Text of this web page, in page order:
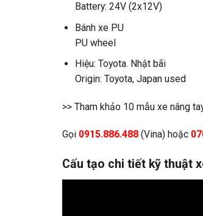
Battery: 24V (2x12V)
Bánh xe PU
PU wheel
Hiệu: Toyota. Nhật bãi
Origin: Toyota, Japan used
>> Tham khảo 10 mẫu xe nâng
Gọi 0915.886.488 (Vina) hoặc
Cấu tạo chi tiết kỹ thuật